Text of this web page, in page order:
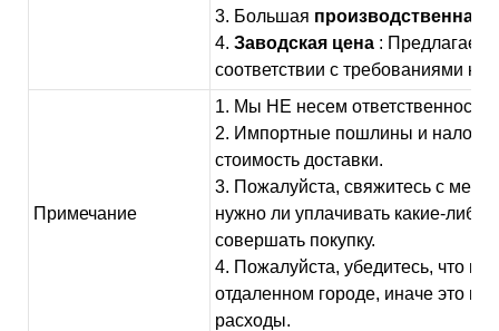
3. Большая производственная
4. Заводская цена : Предлагаем
соответствии с требованиями
Примечание
1. Мы НЕ несем ответственности
2. Импортные пошлины и налоги
стоимость доставки.
3. Пожалуйста, свяжитесь с
нужно ли уплачивать какие-
совершать покупку.
4. Пожалуйста, убедитесь, что
отдаленном городе, иначе это
расходы.